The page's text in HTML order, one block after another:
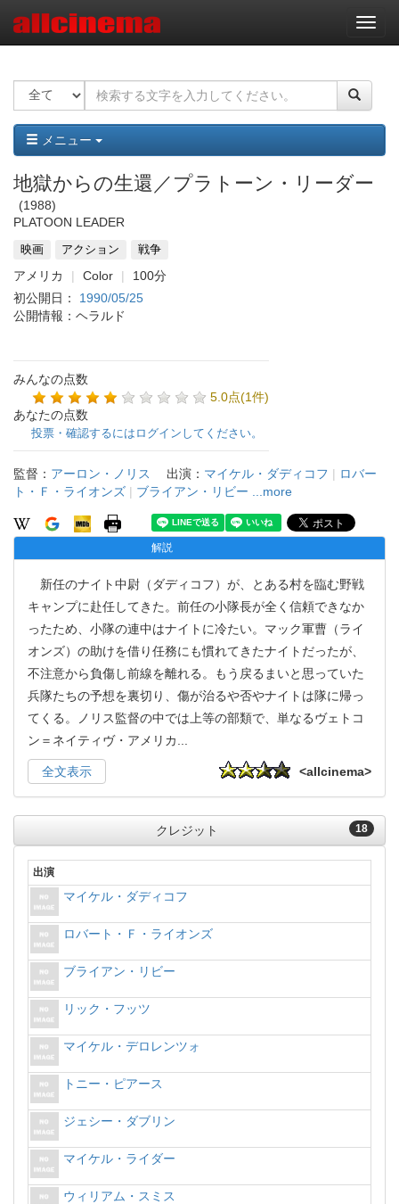
ナ
ビ
ー
ョ
ン
メニュー
地獄からの生還／プラトーン・リーダー
1988
PLATOON LEADER
映画 アクション 戦争
アメリカ Color
100分
初公開日： 1990/05/25
公開情報：ヘラルド
みんなの点数
5.0点(1件)
あなたの点数
投票・確認するにはログインしてください。
監督： アーロン・ノリス 出演： マイケル・ダディコフ | ロバー
ト・Ｆ・ライオンズ | ブライアン・リビー ...more
解説
新任のナイト中尉（ダディコフ）が、とある村を臨む野戦
キャンプに赴任してきた。前任の小隊長が全く信頼できなか
ったため、小隊の連中はナイトに冷たい。マック軍曹（ライ
オンズ）の助けを借り任務にも慣れてきたナイトだったが、
不注意から負傷し前線を離れる。もう戻るまいと思っていた
兵隊たちの予想を裏切り、傷が治るや否やナイトは隊に帰っ
てくる。ノリス監督の中では上等の部類で、単なるヴェトコ
ン＝ネイティヴ・アメリカ
全文表示 <allcinema>
18
クレジット
出演
マイケル・ダディコフ
ロバート・Ｆ・ライオンズ
ブライアン・リビー
リック・フッツ
マイケル・デロレンツォ
トニー・ピアース
ジェシー・ダブリン
マイケル・ライダー
ウィリアム・スミス